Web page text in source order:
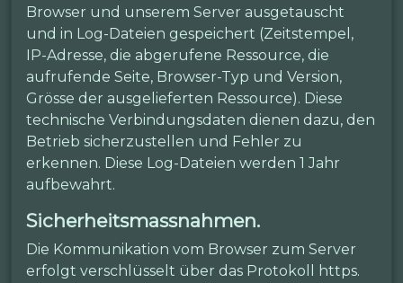
Browser und unserem Server ausgetauscht
und in Log-Dateien gespeichert (Zeitstempel,
IP-Adresse, die abgerufene Ressource, die
aufrufende Seite, Browser-Typ und Version,
Grösse der ausgelieferten Ressource). Diese
technische Verbindungsdaten dienen dazu, den
Betrieb sicherzustellen und Fehler zu
erkennen. Diese Log-Dateien werden 1 Jahr
aufbewahrt.
Sicherheitsmassnahmen.
Die Kommunikation vom Browser zum Server
erfolgt verschlüsselt über das Protokoll https.